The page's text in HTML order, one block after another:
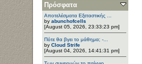
Πρόσφατα
Αποτελέσματα Εξεταστικής ...
by abunchofcells
[August 05, 2026, 23:33:23 pm]
Πότε θα βγει το μάθημα; -...
by Cloud Strife
[August 04, 2026, 14:41:31 pm]